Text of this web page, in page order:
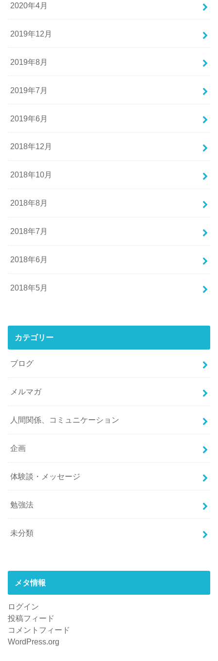
2020年4月
2019年12月
2019年8月
2019年7月
2019年6月
2018年12月
2018年10月
2018年8月
2018年7月
2018年6月
2018年5月
カテゴリー
ブログ
メルマガ
人間関係、コミュニケーション
企画
体験談・メッセージ
勉強法
未分類
メタ情報
ログイン
投稿フィード
コメントフィード
WordPress.org